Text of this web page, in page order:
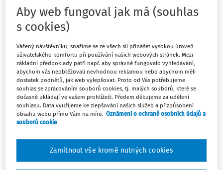
zhodnocení - zateplení budovy, projekt, na který bylo
vydáno stavební povolení (i když v tomto případě to
nebyla povinnost), byl ukončen fakticky 30. 11. Doklad na
provedený stavební dozor byl vystaven až s DUZP
31.12.2013. Žádost o kolaudační souhlas nebyla dosud
podána. Můžeme majetek uvést do užívání k datu 30. 11.?
Postačí doložení protokolem o předání stavby od
dodavatele, zápisem ve stavebním deníku? Nebo musí
být splněno i datum dokladu na fakturaci stavebního
dozoru? Má vliv (ne)vydání kolaudačního souhlasu?
Související předpisy:
§ 33 zákona č. 586/1992 Sb., o daních z příjmů, ve znění
Aby web fungoval jak má (souhlas
s cookies)
Vážený návštěvníku, snažíme se ze všech sil přinášet vysokou úroveň
uživatelského komfortu při používání našich webových stránek. Mezi
základní předpoklady patří např. aby správně fungovalo vyhledávání,
abychom vás neobtěžovali nevhodnou reklamou nebo abychom měli
dostatek podnětů, jak web vylepšovat. Proto od Vás potřebujeme
souhlas se zpracováním souborů cookies, tj. malých souborů, které se
dočasně ukládají ve vašem prohlížeči. Předem děkujeme za udělení
souhlasu. Data využijeme ke zlepšování našich služeb a přizpůsobení
obsahu webu přímo Vám na míru. Oznámení o ochraně osobních údajů a
souborů cookie
Zamítnout vše kromě nutných cookies